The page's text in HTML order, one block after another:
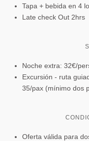
Tapa + bebida en 4
Late check Out 2hrs
Noche extra: 32€/
Excursión - ruta
35/pax (mínimo dos
Oferta válida para